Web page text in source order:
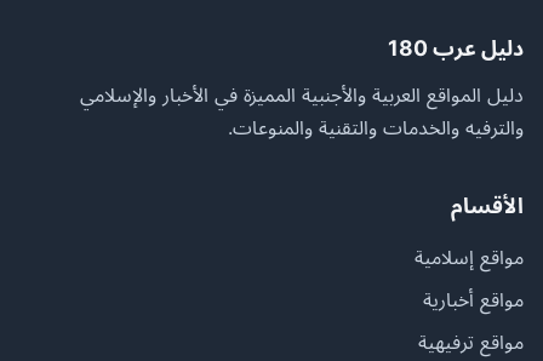
دليل عرب 180
دليل المواقع العربية والأجنبية المميزة في الأخبار والإسلامي
والترفيه والخدمات والتقنية والمنوعات.
الأقسام
مواقع إسلامية
مواقع أخبارية
مواقع ترفيهية